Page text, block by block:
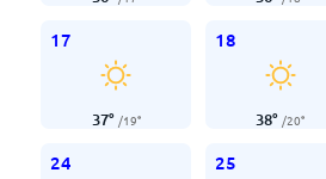
17
37° /19°
18
38° /20°
24 25